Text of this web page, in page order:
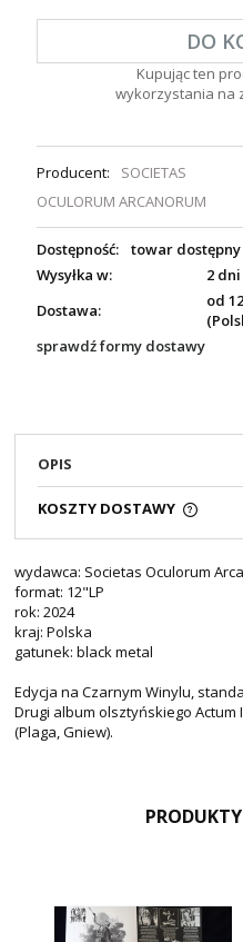
DO
Kupując ten
wykorzystania na
Producent:
SOCIETAS
OCULORUM ARCANORUM
Dostępność:
towar dostępny
Wysyłka w:
2
Dostawa:
od
sprawdź formy dostawy
OPIS
KOSZTY DOSTAWY
wydawca: Societas Oculorum
format: 12"LP
rok: 2024
kraj: Polska
gatunek: black metal
Edycja na Czarnym Winylu,
Drugi album olsztyńskiego
(Plaga, Gniew).